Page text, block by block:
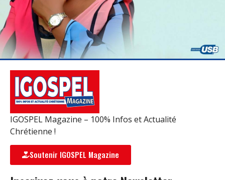
IGOSPEL Magazine – 100% Infos et Actualité
Chrétienne !
Soutenir IGOSPEL Magazine